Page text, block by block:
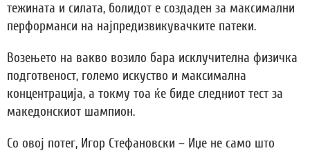
тежината и силата, болидот е создаден за максимални
перформанси на најпредизвикувачките патеки.
Возењето на вакво возило бара исклучителна физичка
подготвеност, големо искуство и максимална
концентрација, а токму тоа ќе биде следниот тест за
македонскиот шампион.
Со овој потег, Игор Стефановски – Иџе не само што